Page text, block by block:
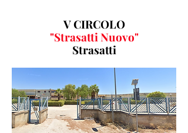
V CIRCOLO
"Strasatti Nuovo"
Strasatti